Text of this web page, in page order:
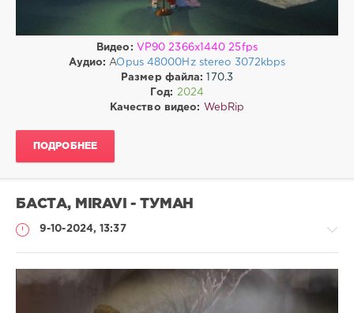
Видео: VP90 2366x1440 25fps
Аудио: AOpus 48000Hz stereo 3072kbps
Размер файла:
170.3
Год:
2024
Качество видео:
WebRip
ПОДРОБНЕЕ
БАСТА, MIRAVI - ТУМАН
9-10-2024, 13:37